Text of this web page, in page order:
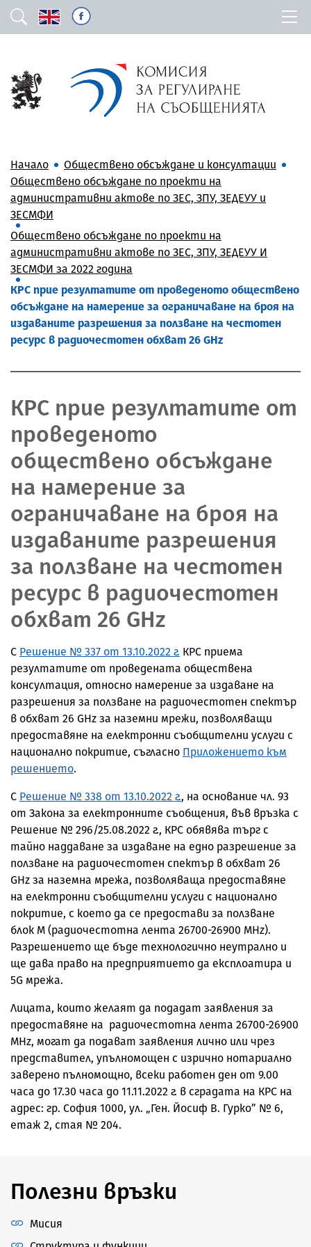
Начало
Обществено обсъждане и консултации
Обществено обсъждане по проекти на
административни актове по ЗЕС, ЗПУ, ЗЕДЕУУ и
ЗЕСМФИ
Обществено обсъждане по проекти на
административни актове по ЗЕС, ЗПУ, ЗЕДЕУУ И
ЗЕСМФИ за 2022 година
КРС прие резултатите от проведеното обществено
обсъждане на намерение за ограничаване на броя на
издаваните разрешения за ползване на честотен
ресурс в радиочестотен обхват 26 GHz
КРС прие резултатите от
проведеното
обществено обсъждане
на намерение за
ограничаване на броя на
издаваните разрешения
за ползване на честотен
ресурс в радиочестотен
обхват 26 GHz
С Решение № 337 от 13.10.2022 г. КРС приема
резултатите от проведената обществена
консултация, относно намерение за издаване на
разрешения за ползване на радиочестотен спектър
в обхват 26 GHz за наземни мрежи, позволяващи
предоставяне на електронни съобщителни услуги с
национално покритие, съгласно Приложението към
решението.
С Решение № 338 от 13.10.2022 г., на основание чл. 93
от Закона за електронните съобщения, във връзка с
Решение № 296/25.08.2022 г., КРС обявява търг с
тайно наддаване за издаване на едно разрешение за
ползване на радиочестотен спектър в обхват 26
GHz за наземна мрежа, позволяваща предоставяне
на електронни съобщителни услуги с национално
покритие, с което да се предостави за ползване
блок М (радиочестотна лента 26700-26900 MHz).
Разрешението ще бъде технологично неутрално и
ще дава право на предприятието да експлоатира и
5G мрежа.
Лицата, които желаят да подадат заявления за
предоставяне на радиочестотна лента 26700-26900
MHz, могат да подават заявления лично или чрез
представител, упълномощен с изрично нотариално
заверено пълномощно, всеки работен ден от 9.00
часа до 17.30 часа до 11.11.2022 г. в сградата на КРС на
адрес: гр. София 1000, ул. „Ген. Йосиф В. Гурко” № 6,
етаж 2, стая № 204.
Полезни връзки
Мисия